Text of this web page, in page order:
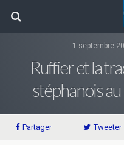
1 septembre
Ruffier et la
stéphanois
Partager Tweeter